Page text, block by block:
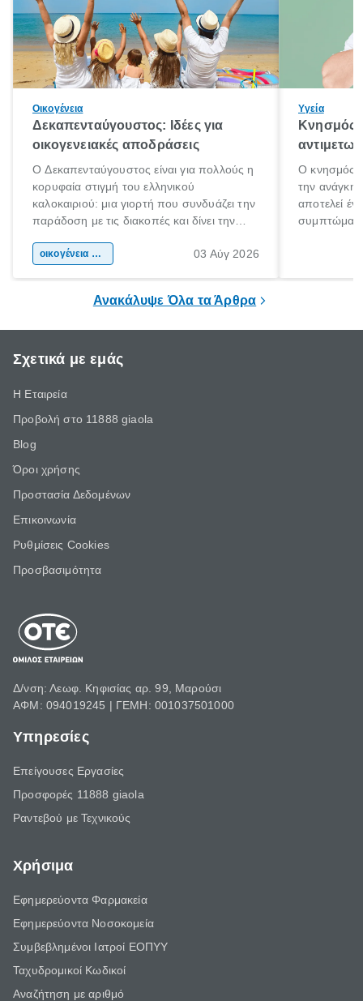
Οικογένεια
Δεκαπενταύγουστος: Ιδέες για
οικογενειακές αποδράσεις
Ο Δεκαπενταύγουστος είναι για πολλούς η
κορυφαία στιγμή του ελληνικού
καλοκαιριού: μια γιορτή που συνδυάζει την
παράδοση με τις διακοπές και δίνει την
χώρας. Είτε πρόκειται για λίγες μέρες
οικογένεια & παιδί 03 Αύγ 2026
Υγεία
Κνησμός:
Ο κνησμός
την ανάγκη
αποτελεί
Ανακάλυψε Όλα τα Άρθρα
Σχετικά με εμάς
Η Εταιρεία
Προβολή στο 11888 giaola
Blog
Όροι χρήσης
Προστασία Δεδομένων
Επικοινωνία
Ρυθμίσεις Cookies
Προσβασιμότητα
Δ/νση: Λεωφ. Κηφισίας αρ. 99, Μαρούσι
ΑΦΜ: 094019245 | ΓΕΜΗ: 001037501000
Υπηρεσίες
Επείγουσες Εργασίες
Προσφορές 11888 giaola
Ραντεβού με Τεχνικούς
Χρήσιμα
Εφημερεύοντα Φαρμακεία
Εφημερεύοντα Νοσοκομεία
Συμβεβλημένοι Ιατροί ΕΟΠΥΥ
Ταχυδρομικοί Κωδικοί
Αναζήτηση με αριθμό